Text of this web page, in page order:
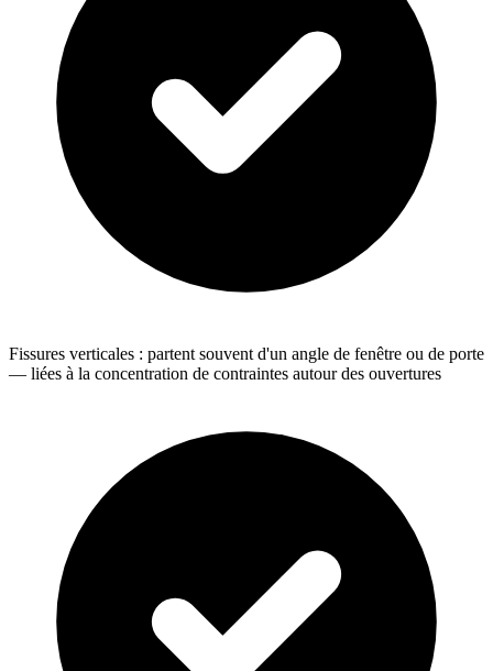
Fissures verticales : partent souvent d'un angle de fenêtre ou de porte
— liées à la concentration de contraintes autour des ouvertures